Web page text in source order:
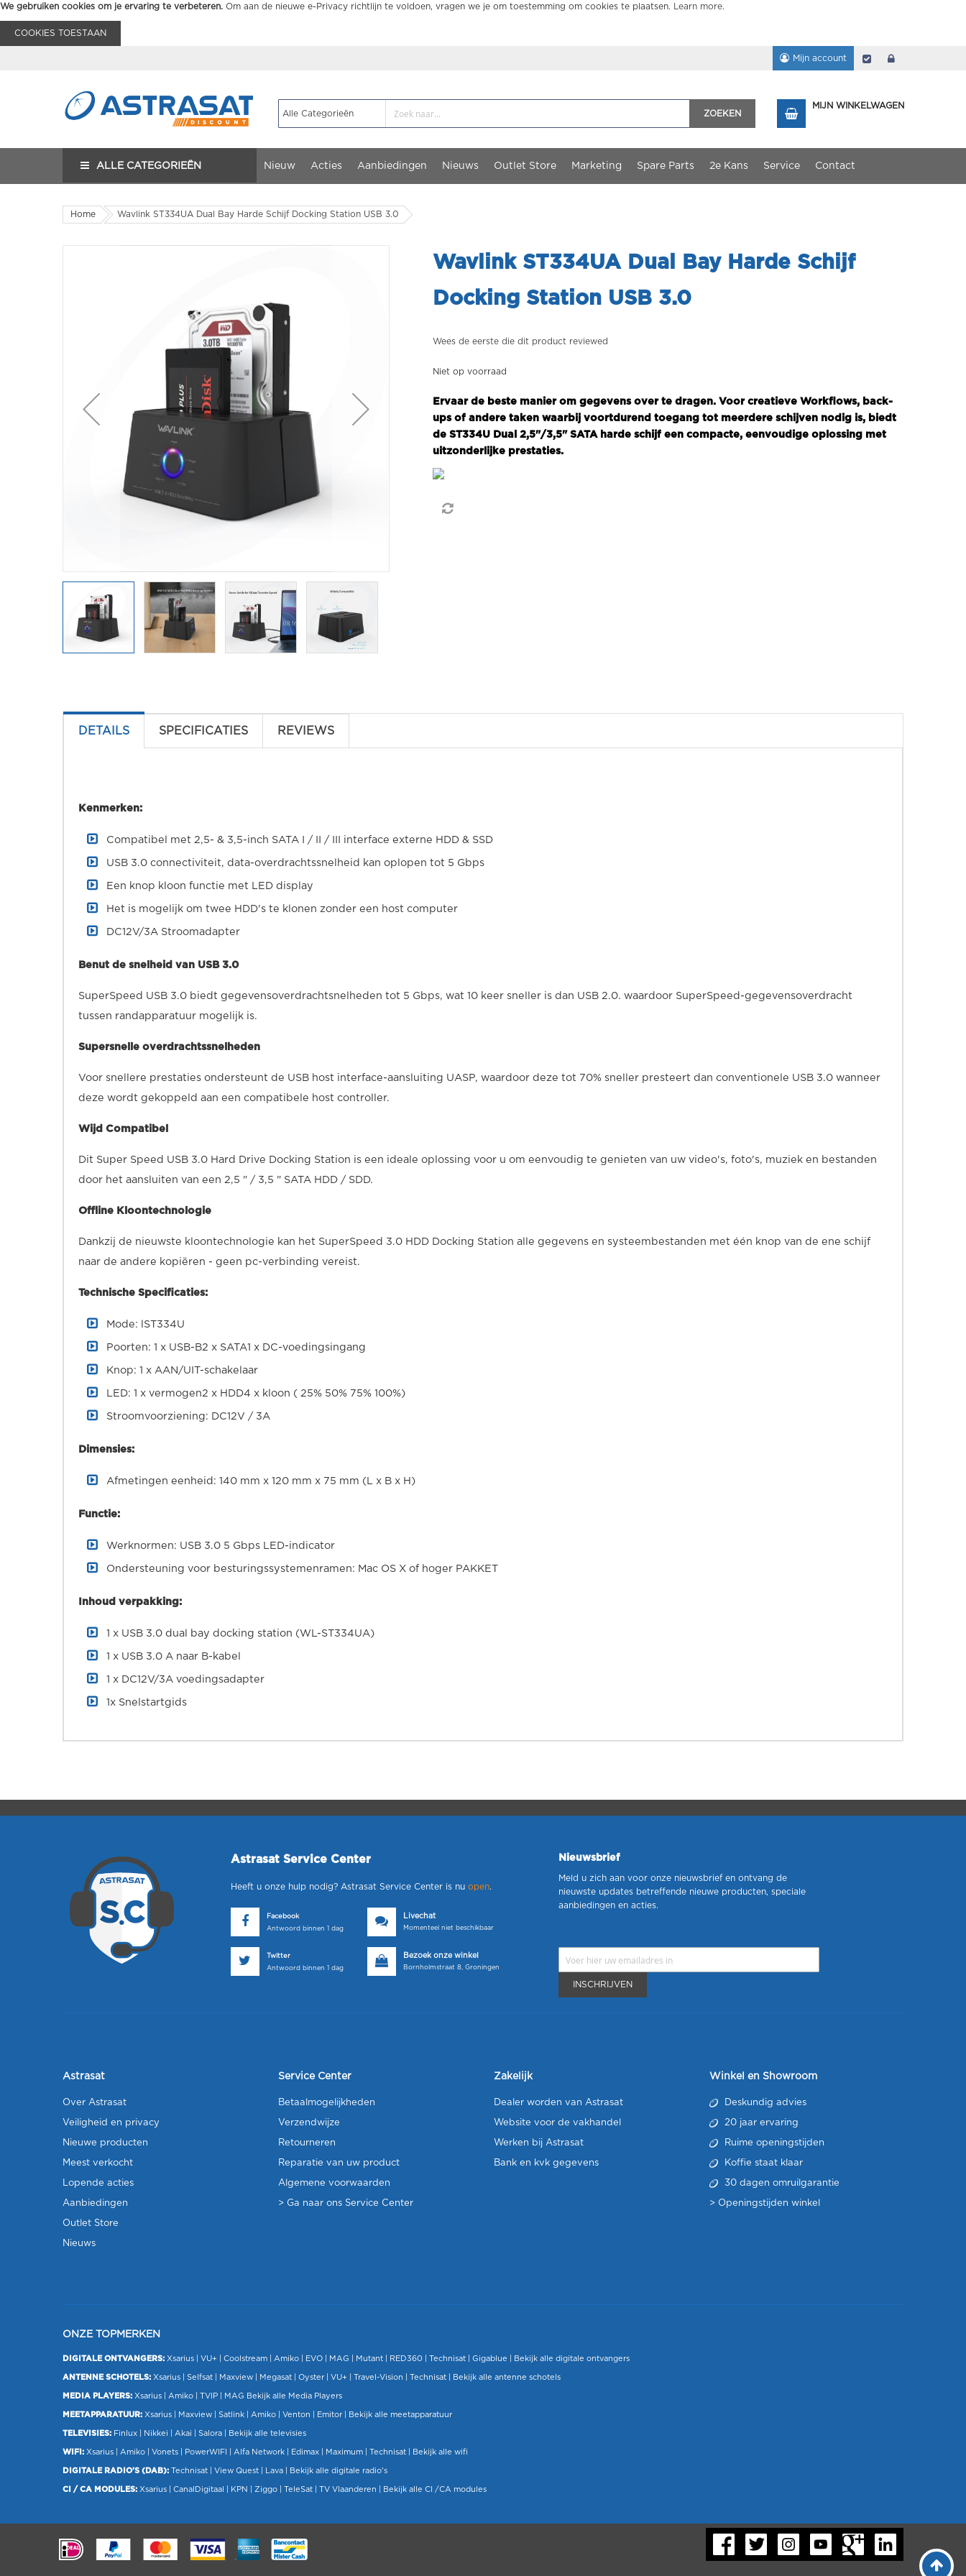
We gebruiken cookies om je ervaring te verbeteren. Om aan de nieuwe e-Privacy richtlijn te voldoen, vragen we je om toestemming om cookies te plaatsen. Learn more.
COOKIES TOESTAAN
Mijn account Afrekenen
ZOEKEN
MIJN WINKELWAGEN
ALLE CATEGORIEËN Nieuw Acties Aanbiedingen Nieuws Outlet Store Marketing Spare Parts 2e Kans Service Contact
Home Wavlink ST334UA Dual Bay Harde Schijf Docking Station USB 3.0
Wavlink ST334UA Dual Bay Harde Schijf
Docking Station USB 3.0
Wees de eerste die dit product reviewed
Niet op voorraad
Ervaar de beste manier om gegevens over te dragen. Voor creatieve Workflows, back-
ups of andere taken waarbij voortdurend toegang tot meerdere schijven nodig is, biedt
de ST334U Dual 2,5"/3,5" SATA harde schijf een compacte, eenvoudige oplossing met
uitzonderlijke prestaties.
DETAILS SPECIFICATIES REVIEWS
Kenmerken:
Compatibel met 2,5- & 3,5-inch SATA I / II / III interface externe HDD & SSD
USB 3.0 connectiviteit, data-overdrachtssnelheid kan oplopen tot 5 Gbps
Een knop kloon functie met LED display
Het is mogelijk om twee HDD's te klonen zonder een host computer
DC12V/3A Stroomadapter
Benut de snelheid van USB 3.0
SuperSpeed ​​USB 3.0 biedt gegevensoverdrachtsnelheden tot 5 Gbps, wat 10 keer sneller is dan USB 2.0. waardoor SuperSpeed-gegevensoverdracht
tussen randapparatuur mogelijk is.
Supersnelle overdrachtssnelheden
Voor snellere prestaties ondersteunt de USB host interface-aansluiting UASP, waardoor deze tot 70% sneller presteert dan conventionele USB 3.0 wanneer
deze wordt gekoppeld aan een compatibele host controller.
Wijd Compatibel
Dit Super Speed USB 3.0 Hard Drive Docking Station is een ideale oplossing voor u om eenvoudig te genieten van uw video's, foto's, muziek en bestanden
door het aansluiten van een 2,5 " / 3,5 " SATA HDD / SDD.
Offline Kloontechnologie
Dankzij de nieuwste kloontechnologie kan het SuperSpeed 3.0 HDD Docking Station alle gegevens en systeembestanden met één knop van de ene schijf
naar de andere kopiëren - geen pc-verbinding vereist.
Technische Specificaties:
Mode: lST334U
Poorten: 1 x USB-B2 x SATA1 x DC-voedingsingang
Knop: 1 x AAN/UIT-schakelaar
LED: 1 x vermogen2 x HDD4 x kloon ( 25% 50% 75% 100%)
Stroomvoorziening: DC12V / 3A
Dimensies:
Afmetingen eenheid: 140 mm x 120 mm x 75 mm (L x B x H)
Functie:
Werknormen: USB 3.0 5 Gbps LED-indicator
Ondersteuning voor besturingssystemenramen: Mac OS X of hoger PAKKET
Inhoud verpakking:
1 x USB 3.0 dual bay docking station (WL-ST334UA)
1 x USB 3.0 A naar B-kabel
1 x DC12V/3A voedingsadapter
1x Snelstartgids
Astrasat Service Center
Heeft u onze hulp nodig? Astrasat Service Center is nu open.
Facebook
Antwoord binnen 1 dag
Livechat
Momenteel niet beschikbaar
Twitter
Antwoord binnen 1 dag
Bezoek onze winkel
Bornholmstraat 8, Groningen
Nieuwsbrief
Meld u zich aan voor onze nieuwsbrief en ontvang de
nieuwste updates betreffende nieuwe producten, speciale
aanbiedingen en acties.
INSCHRIJVEN
Astrasat
Over Astrasat
Veiligheid en privacy
Nieuwe producten
Meest verkocht
Lopende acties
Aanbiedingen
Outlet Store
Nieuws
Service Center
Betaalmogelijkheden
Verzendwijze
Retourneren
Reparatie van uw product
Algemene voorwaarden
> Ga naar ons Service Center
Zakelijk
Dealer worden van Astrasat
Website voor de vakhandel
Werken bij Astrasat
Bank en kvk gegevens
Winkel en Showroom
Deskundig advies
20 jaar ervaring
Ruime openingstijden
Koffie staat klaar
30 dagen omruilgarantie
> Openingstijden winkel
ONZE TOPMERKEN
DIGITALE ONTVANGERS: Xsarius VU+ | Coolstream | Amiko EVO MAG Mutant | RED360 | Technisat Gigablue Bekijk alle digitale ontvangers
ANTENNE SCHOTELS: Xsarius Selfsat Maxview Megasat | Oyster | VU+ Travel-Vision Technisat Bekijk alle antenne schotels
MEDIA PLAYERS: Xsarius Amiko TVIP MAG Bekijk alle Media Players
MEETAPPARATUUR: Xsarius Maxview Satlink Amiko Venton Emitor Bekijk alle meetapparatuur
TELEVISIES: Finlux | Nikkei | Akai Salora Bekijk alle televisies
WIFI: Xsarius Amiko Vonets PowerWIFI Alfa Network Edimax | Maximum | Technisat Bekijk alle wifi
DIGITALE RADIO'S (DAB): Technisat View Quest Lava Bekijk alle digitale radio's
CI / CA MODULES: Xsarius CanalDigitaal KPN Ziggo TeleSat TV Vlaanderen Bekijk alle CI /CA modules
.